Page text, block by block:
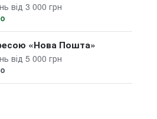
від 3 000 грн
«Нова Пошта»
від 5 000 грн